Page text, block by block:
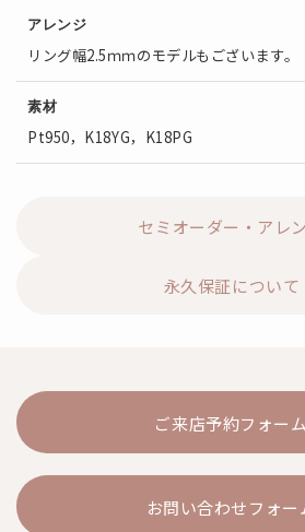
アレンジ
リング幅2.5ｍｍのモデルもございます。
素材
Pt950，K18YG，K18PG
セミオーダー・アレ
永久保証について
ご来店予約フォーム
お問い合わせフォー